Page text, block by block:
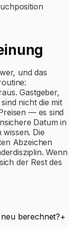
und das
Gastgeber,
nicht die mit
— es sind
Datum in
Die
Abzeichen
Wenn
der Rest des
berechnet?+